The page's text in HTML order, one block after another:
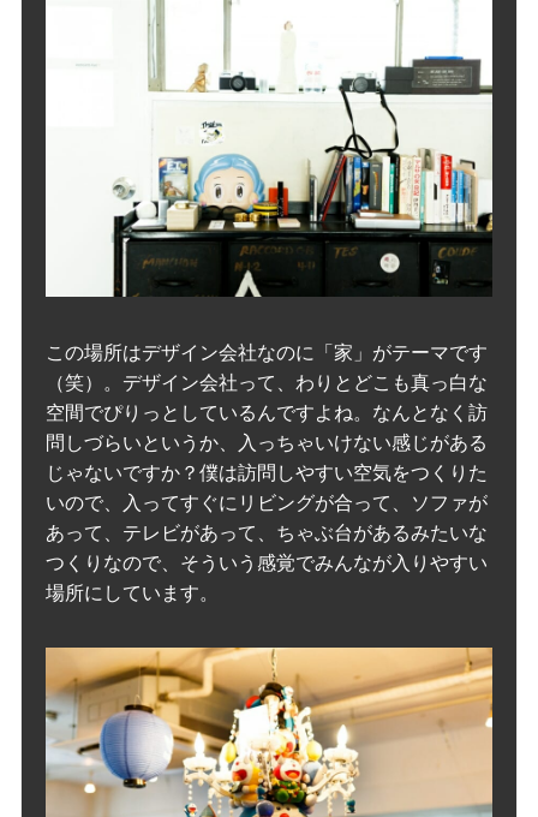
この場所はデザイン会社なのに「家」がテーマです
（笑）。デザイン会社って、わりとどこも真っ白な
空間でぴりっとしているんですよね。なんとなく訪
問しづらいというか、入っちゃいけない感じがある
じゃないですか？僕は訪問しやすい空気をつくりた
いので、入ってすぐにリビングが合って、ソファが
あって、テレビがあって、ちゃぶ台があるみたいな
つくりなので、そういう感覚でみんなが入りやすい
場所にしています。